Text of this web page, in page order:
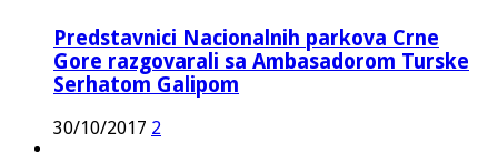
Predstavnici Nacionalnih parkova Crne
Gore razgovarali sa Ambasadorom Turske
Serhatom Galipom
30/10/2017 2